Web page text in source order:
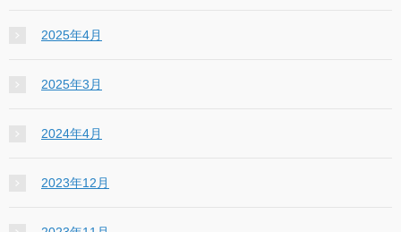
2025年4月
2025年3月
2024年4月
2023年12月